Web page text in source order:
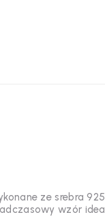
ze srebra
wzór